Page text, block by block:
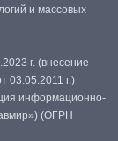
и массовых
г. (внесение
03.05.2011 г.)
информационно-
(ОГРН